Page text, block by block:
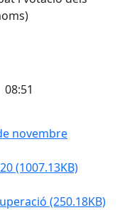
novembre
(1007.13KB)
(250.18KB)